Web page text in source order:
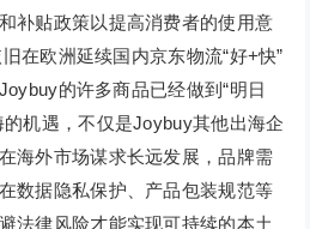
补贴政策以提高消费者的使用意
在欧洲延续国内京东物流“好+快”
的许多商品已经做到“明日
机遇，不仅是Joybuy其他出海企
海外市场谋求长远发展，品牌需
数据隐私保护、产品包装规范等
法律风险才能实现可持续的本土